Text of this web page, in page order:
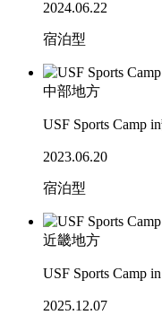
2024.06.22
宿泊型
中部地方
USF Sports Camp
2023.06.20
宿泊型
近畿地方
USF Sports Camp
2025.12.07